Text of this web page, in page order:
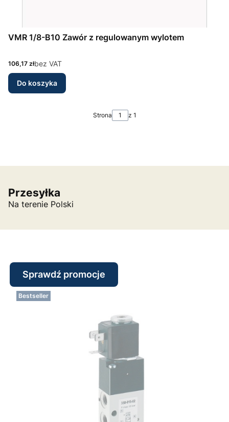
VMR 1/8-B10 Zawór z regulowanym wylotem
Cena
106,17 złbez VAT
Do koszyka
Strona z 1
Przesyłka
Na terenie Polski
Sprawdź promocje
Bestseller